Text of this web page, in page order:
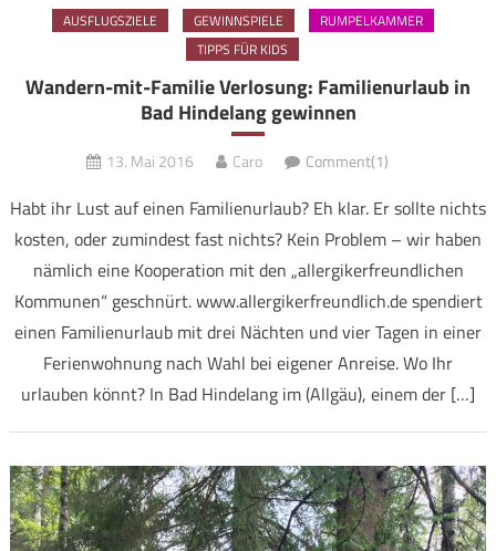
AUSFLUGSZIELE GEWINNSPIELE
RUMPELKAMMER
TIPPS FÜR KIDS
Wandern-mit-Familie Verlosung: Familienurlaub in
Bad Hindelang gewinnen
13. Mai 2016 Caro Comment(1)
Habt ihr Lust auf einen Familienurlaub? Eh klar. Er sollte nichts
kosten, oder zumindest fast nichts? Kein Problem – wir haben
nämlich eine Kooperation mit den „allergikerfreundlichen
Kommunen“ geschnürt. www.allergikerfreundlich.de spendiert
einen Familienurlaub mit drei Nächten und vier Tagen in einer
Ferienwohnung nach Wahl bei eigener Anreise. Wo Ihr
urlauben könnt? In Bad Hindelang im (Allgäu), einem der […]